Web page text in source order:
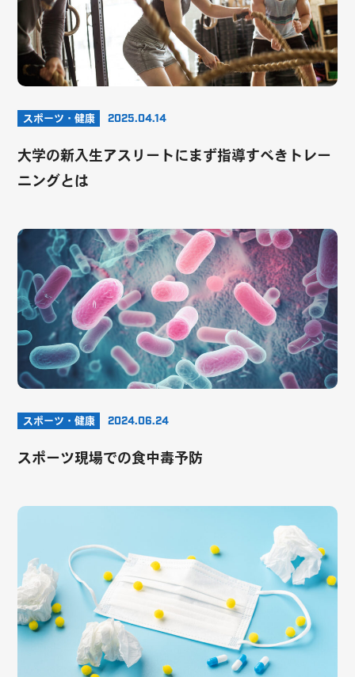
スポーツ・健康 2025.04.14
大学の新入生アスリートにまず指導すべきトレー
ニングとは
スポーツ・健康 2024.06.24
スポーツ現場での食中毒予防